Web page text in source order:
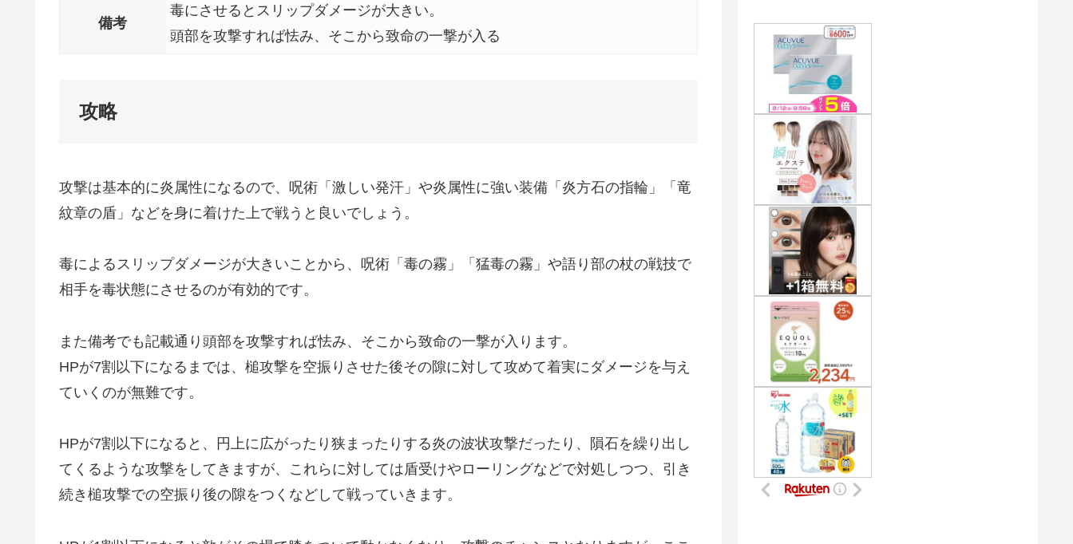
備考
毒にさせるとスリップダメージが大きい。
頭部を攻撃すれば怯み、そこから致命の一撃が入る
攻略
攻撃は基本的に炎属性になるので、呪術「激しい発汗」や炎属性に強い装備「炎方石の指輪」「竜
紋章の盾」などを身に着けた上で戦うと良いでしょう。
毒によるスリップダメージが大きいことから、呪術「毒の霧」「猛毒の霧」や語り部の杖の戦技で
相手を毒状態にさせるのが有効的です。
また備考でも記載通り頭部を攻撃すれば怯み、そこから致命の一撃が入ります。
HPが7割以下になるまでは、槌攻撃を空振りさせた後その隙に対して攻めて着実にダメージを与え
ていくのが無難です。
HPが7割以下になると、円上に広がったり狭まったりする炎の波状攻撃だったり、隕石を繰り出し
てくるような攻撃をしてきますが、これらに対しては盾受けやローリングなどで対処しつつ、引き
続き槌攻撃での空振り後の隙をつくなどして戦っていきます。